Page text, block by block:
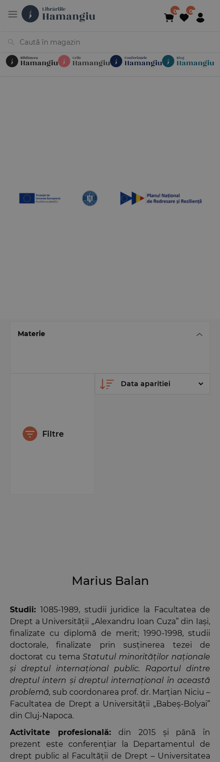
Materie
Filtre
Marius Balan
Studii:1085-1989, studii juridice la Facultatea de
Drept a Universității „Alexandru Ioan Cuza” din Iași,
finalizate cu diplomă de merit; 1990-1998, studii
doctorale, finalizate prin susținerea tezei de
doctorat cu temaStatutul minorităților naționale
și dreptul internațional public. Raportul dintre
dreptul intern și dreptul internațional în această
problemă, sub coordonarea prof. dr. Marțian Niciu –
Facultatea de Drept a Universității „Babeș-Bolyai”
din Cluj-Napoca.
Activitate profesională:din 2015 și până în
prezent este conferențiar la Departamentul de
drept public al Facultății de Drept – Universitatea